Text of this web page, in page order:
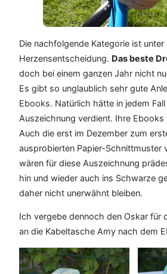
Die nachfolgende Kategorie ist unter
Herzensentscheidung. Das beste
doch bei einem ganzen Jahr nicht
Es gibt so unglaublich sehr gute
Ebooks. Natürlich hätte in jedem
Auszeichnung verdient. Ihre
Auch die erst im Dezember zum
ausprobierten Papier-Schnittmuster
wären für diese Auszeichnung
hin und wieder auch ins Schwarze
daher nicht unerwähnt bleiben.
Ich vergebe dennoch den Oskar für
an die Kabeltasche Amy nach dem